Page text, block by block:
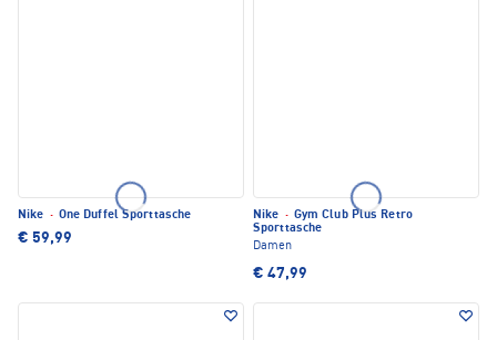
Nike · One Duffel Sporttasche
€ 59,99
Nike · Gym Club Plus Retro
Sporttasche
Damen
€ 47,99